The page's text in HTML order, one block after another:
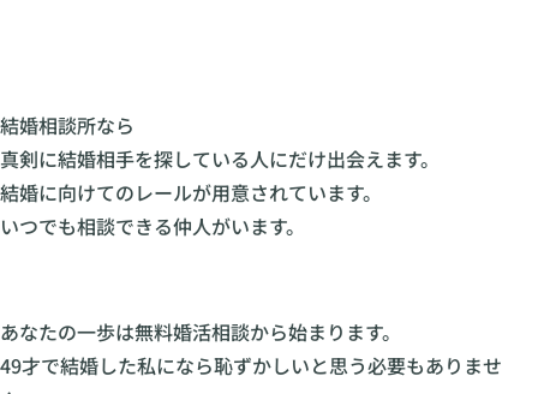
結婚相談所なら
真剣に結婚相手を探している人にだけ出会えます。
結婚に向けてのレールが用意されています。
いつでも相談できる仲人がいます。
あなたの一歩は無料婚活相談から始まります。
49才で結婚した私になら恥ずかしいと思う必要もありませ